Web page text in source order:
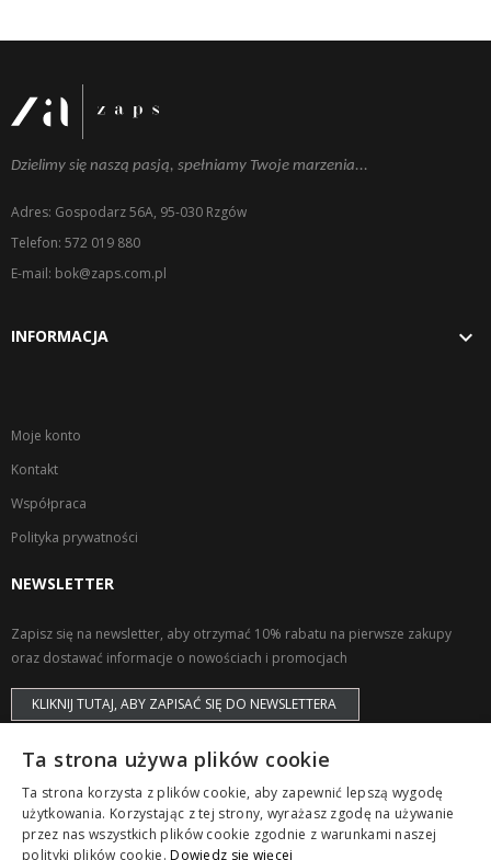
Dzielimy się naszą pasją, spełniamy Twoje marzenia...
Adres: Gospodarz 56A, 95-030 Rzgów
Telefon: 572 019 880
E-mail: bok@zaps.com.pl
INFORMACJA 
Moje konto
Kontakt
Współpraca
Polityka prywatności
NEWSLETTER
Zapisz się na newsletter, aby otrzymać 10% rabatu na pierwsze zakupy
oraz dostawać informacje o nowościach i promocjach
KLIKNIJ TUTAJ, ABY ZAPISAĆ SIĘ DO NEWSLETTERA
Copyright © ZAPS. All Rights Reserved.
Ta strona używa plików cookie
Ta strona korzysta z plików cookie, aby zapewnić lepszą wygodę
użytkowania. Korzystając z tej strony, wyrażasz zgodę na używanie
przez nas wszystkich plików cookie zgodnie z warunkami naszej
polityki plików cookie.Dowiedz się więcej